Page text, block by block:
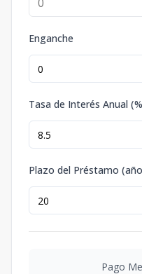
Enganche
Tasa de Interés Anual
Plazo del Préstamo
Pago